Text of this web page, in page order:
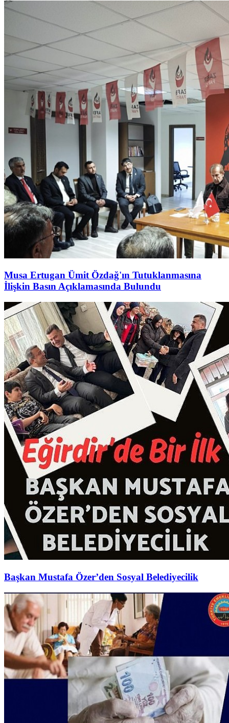
Musa Ertugan Ümit Özdağ'ın Tutuklanmasına
İlişkin Basın Açıklamasında Bulundu
Başkan Mustafa Özer’den Sosyal Belediyecilik